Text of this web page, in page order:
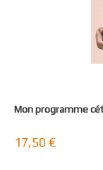
Mon programme
17,50 €